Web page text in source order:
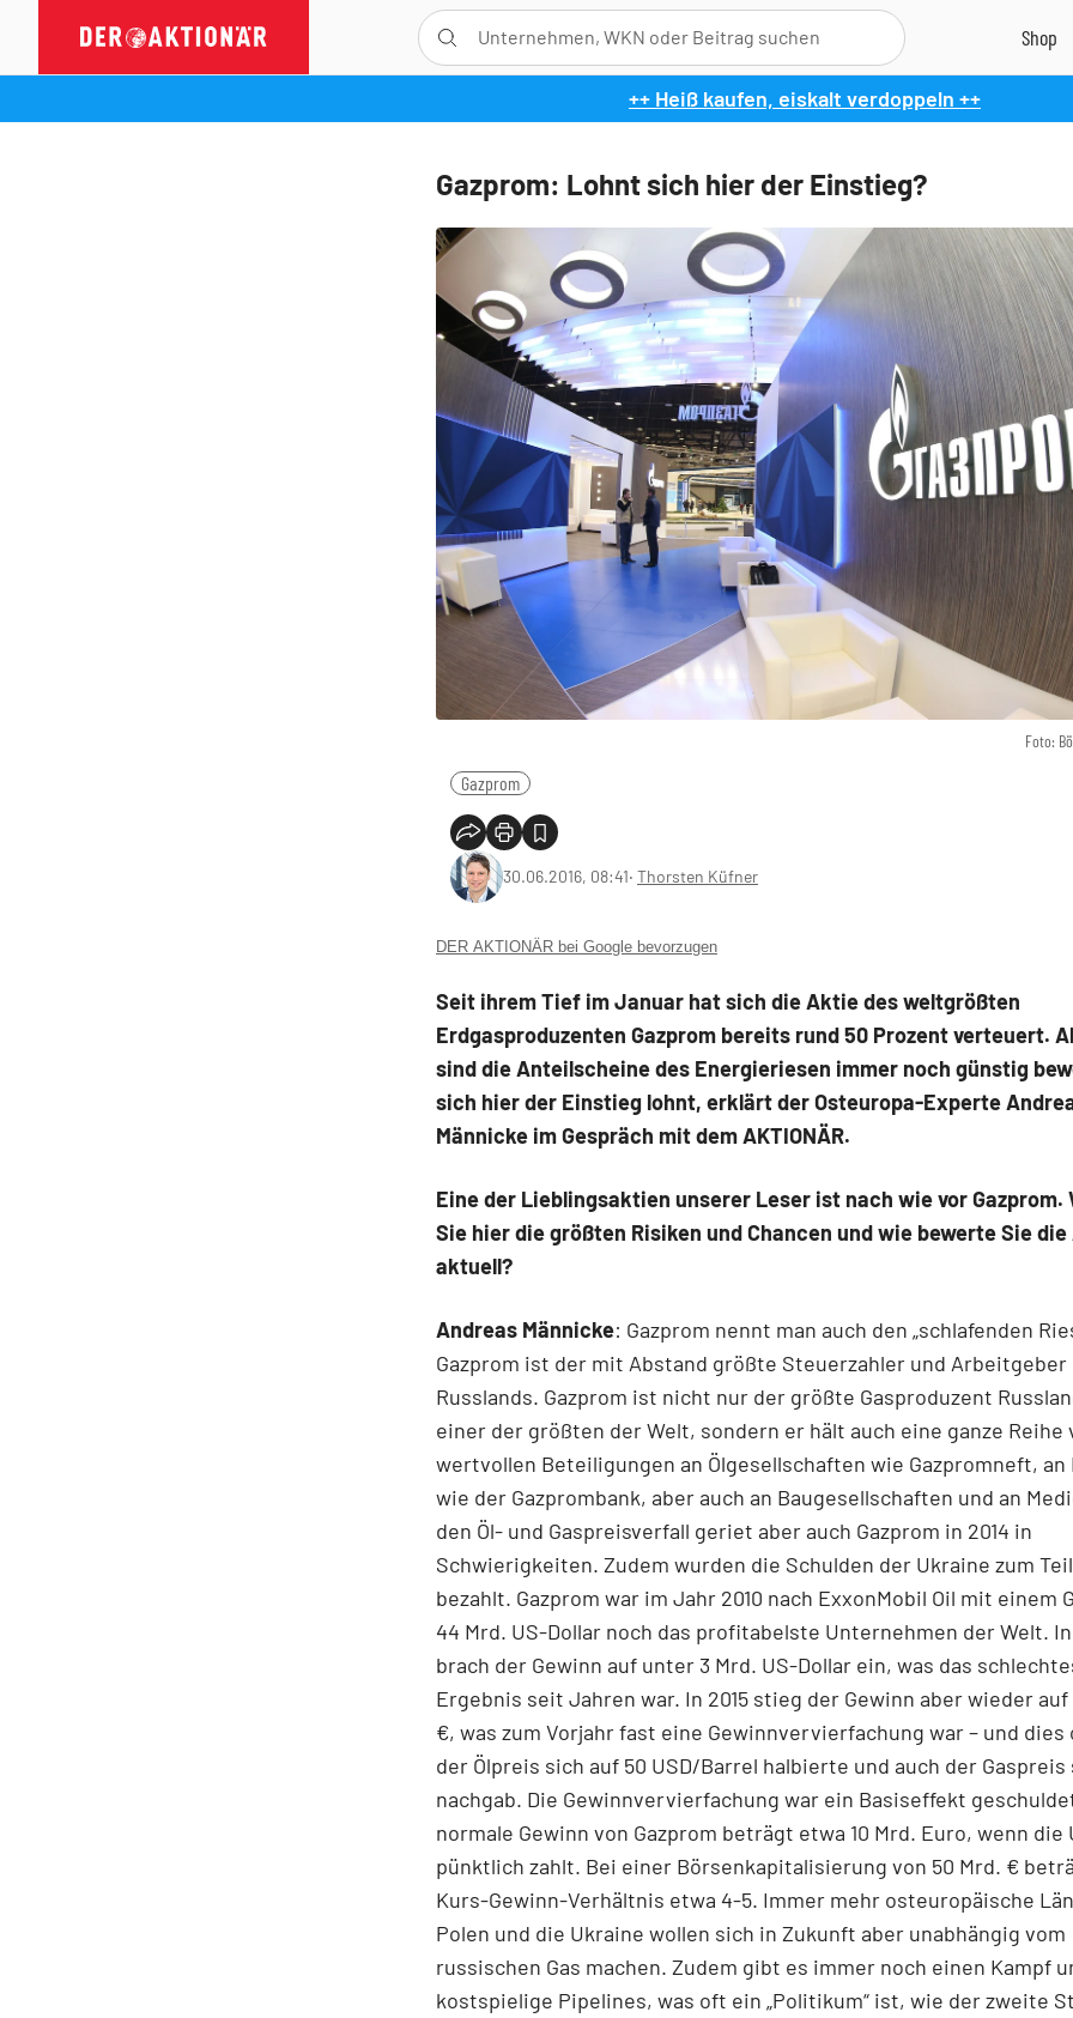
++ Heiß kaufen, eiskalt verdoppeln ++
Gazprom: Lohnt sich hier der Einstieg?
Foto:
Gazprom
30.06.2016, 08:41‧ Thorsten Küfner
DER AKTIONÄR bei Google bevorzugen
Seit ihrem Tief im Januar hat sich die Aktie des weltgrößten
Erdgasproduzenten Gazprom bereits rund 50 Prozent verteuert.
sind die Anteilscheine des Energieriesen immer noch günstig
sich hier der Einstieg lohnt, erklärt der Osteuropa-Experte
Männicke im Gespräch mit dem AKTIONÄR.
Eine der Lieblingsaktien unserer Leser ist nach wie vor Gazprom.
Sie hier die größten Risiken und Chancen und wie bewerte Sie
aktuell?
Andreas Männicke: Gazprom nennt man auch den „schlafenden
Gazprom ist der mit Abstand größte Steuerzahler und Arbeitgeber
Russlands. Gazprom ist nicht nur der größte Gasproduzent
einer der größten der Welt, sondern er hält auch eine ganze Reihe
wertvollen Beteiligungen an Ölgesellschaften wie Gazpromneft, an
wie der Gazprombank, aber auch an Baugesellschaften und an
den Öl- und Gaspreisverfall geriet aber auch Gazprom in 2014 in
Schwierigkeiten. Zudem wurden die Schulden der Ukraine zum
bezahlt. Gazprom war im Jahr 2010 nach ExxonMobil Oil mit einem
44 Mrd. US-Dollar noch das profitabelste Unternehmen der Welt. In
brach der Gewinn auf unter 3 Mrd. US-Dollar ein, was das
Ergebnis seit Jahren war. In 2015 stieg der Gewinn aber wieder auf
€, was zum Vorjahr fast eine Gewinnvervierfachung war – und dies
der Ölpreis sich auf 50 USD/Barrel halbierte und auch der Gaspreis
nachgab. Die Gewinnvervierfachung war ein Basiseffekt
normale Gewinn von Gazprom beträgt etwa 10 Mrd. Euro, wenn die
pünktlich zahlt. Bei einer Börsenkapitalisierung von 50 Mrd. €
Kurs-Gewinn-Verhältnis etwa 4-5. Immer mehr osteuropäische
Polen und die Ukraine wollen sich in Zukunft aber unabhängig vom
russischen Gas machen. Zudem gibt es immer noch einen Kampf
kostspielige Pipelines, was oft ein „Politikum“ ist, wie der zweite